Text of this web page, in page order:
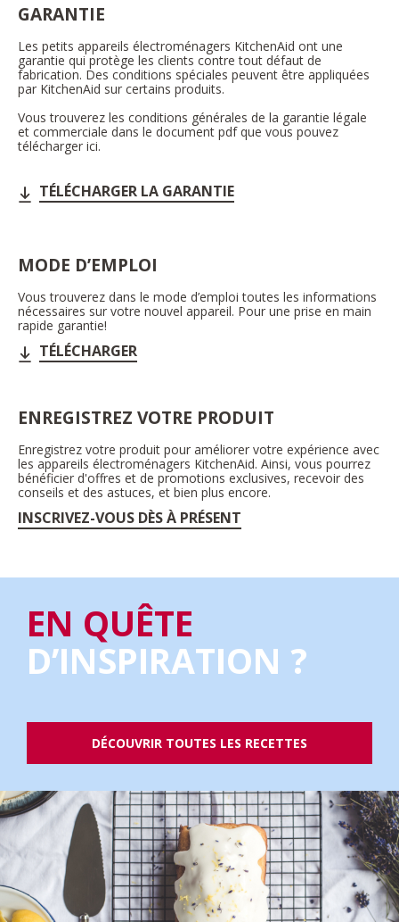
GARANTIE
Les petits appareils électroménagers KitchenAid ont une
garantie qui protège les clients contre tout défaut de
fabrication. Des conditions spéciales peuvent être appliquées
par KitchenAid sur certains produits.
Vous trouverez les conditions générales de la garantie légale
et commerciale dans le document pdf que vous pouvez
télécharger ici.
TÉLÉCHARGER LA GARANTIE
MODE D’EMPLOI
Vous trouverez dans le mode d’emploi toutes les informations
nécessaires sur votre nouvel appareil. Pour une prise en main
rapide garantie!
TÉLÉCHARGER
ENREGISTREZ VOTRE PRODUIT
Enregistrez votre produit pour améliorer votre expérience avec
les appareils électroménagers KitchenAid. Ainsi, vous pourrez
bénéficier d'offres et de promotions exclusives, recevoir des
conseils et des astuces, et bien plus encore.
INSCRIVEZ-VOUS DÈS À PRÉSENT
EN QUÊTE
D’INSPIRATION ?
DÉCOUVRIR TOUTES LES RECETTES